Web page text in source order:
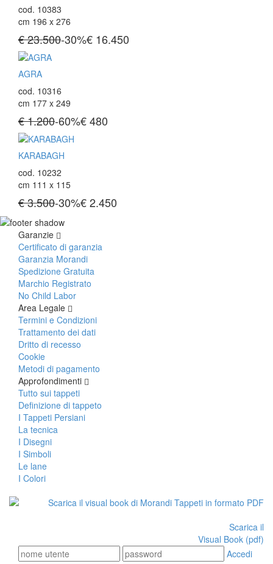
cod. 10383
cm 196 x 276
€ 23.500-30%€ 16.450
AGRA
cod. 10316
cm 177 x 249
€ 1.200-60%€480
KARABAGH
cod. 10232
cm 111 x 115
€ 3.500-30%€2.450
Garanzie
Certificato di garanzia
Garanzia Morandi
Spedizione Gratuita
Marchio Registrato
No Child Labor
Area Legale
Termini e Condizioni
Trattamento dei dati
Dritto di recesso
Cookie
Metodi di pagamento
Approfondimenti
Tutto sui tappeti
Definizione di tappeto
I Tappeti Persiani
La tecnica
I Disegni
I Simboli
Le lane
I Colori
Scarica il
Visual Book (pdf)
Accedi